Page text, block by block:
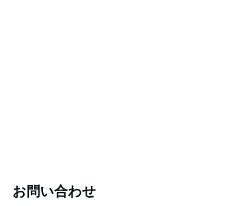
お問い合わせ